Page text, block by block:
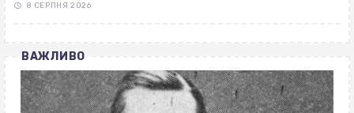
8 СЕРПНЯ 2026
ВАЖЛИВО